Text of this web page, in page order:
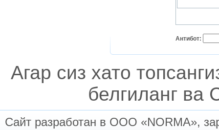
Антибот:
Агар сиз хато
белгиланг ва
Сайт разработан в ООО «NORMA»,